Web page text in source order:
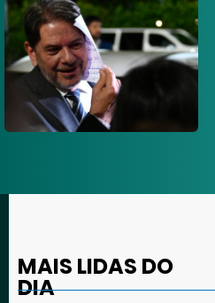
MAIS LIDAS DO
DIA